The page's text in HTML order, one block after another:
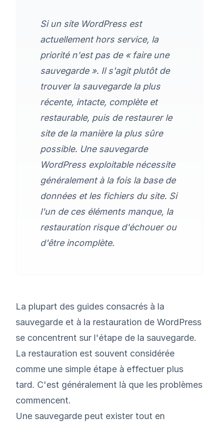
Si un site WordPress est
actuellement hors service, la
priorité n'est pas de « faire une
sauvegarde ». Il s'agit plutôt de
trouver la sauvegarde la plus
récente, intacte, complète et
restaurable, puis de restaurer le
site de la manière la plus sûre
possible. Une sauvegarde
WordPress exploitable nécessite
généralement à la fois la base de
données et les fichiers du site. Si
l'un de ces éléments manque, la
restauration risque d'échouer ou
d'être incomplète.
La plupart des guides consacrés à la
sauvegarde et à la restauration de WordPress
se concentrent sur l'étape de la sauvegarde.
La restauration est souvent considérée
comme une simple étape à effectuer plus
tard. C'est généralement là que les problèmes
commencent.
Une sauvegarde peut exister tout en